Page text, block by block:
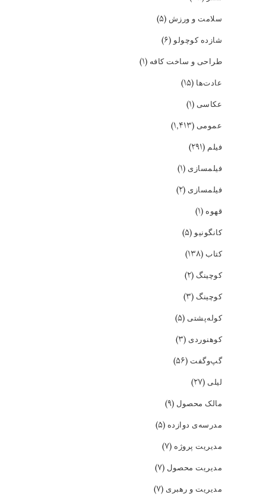
سلامت و ورزش (۵)
شازده کوچولو (۶)
طراحی و ساخت کافه (۱)
عادت‌ها (۱۵)
عکاسی (۱)
عمومی (۱,۴۱۳)
فیلم (۲۹۱)
فیلمسازی (۱)
فیلمسازی (۲)
قهوه (۱)
کانگونیو (۵)
کتاب (۱۳۸)
کوچینگ (۲)
کوچینگ (۳)
کوله‌پشتی (۵)
کوهنوردی (۳)
گپ‌و‌گفت (۵۶)
لیلی (۲۷)
مالک محصول (۹)
مدرسه‌ی دوازده (۵)
مدیریت پروژه (۷)
مدیریت محصول (۷)
مدیریت و رهبری (۷)